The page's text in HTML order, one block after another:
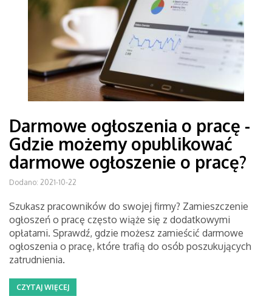
Darmowe ogłoszenia o pracę -
Gdzie możemy opublikować
darmowe ogłoszenie o pracę?
Dodano: 2021-10-22
Szukasz pracowników do swojej firmy? Zamieszczenie
ogłoszeń o pracę często wiąże się z dodatkowymi
opłatami. Sprawdź, gdzie możesz zamieścić darmowe
ogłoszenia o pracę, które trafią do osób poszukujących
zatrudnienia.
CZYTAJ WIĘCEJ